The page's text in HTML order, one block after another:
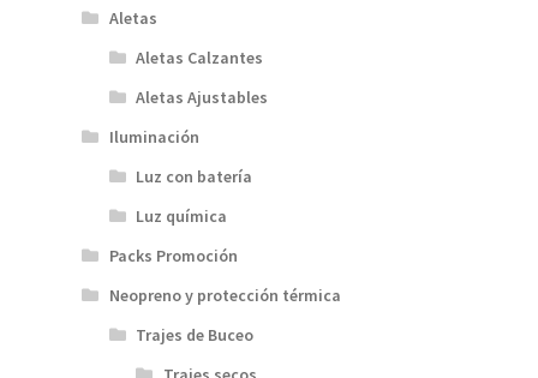
Aletas
Aletas Calzantes
Aletas Ajustables
Iluminación
Luz con batería
Luz química
Packs Promoción
Neopreno y protección térmica
Trajes de Buceo